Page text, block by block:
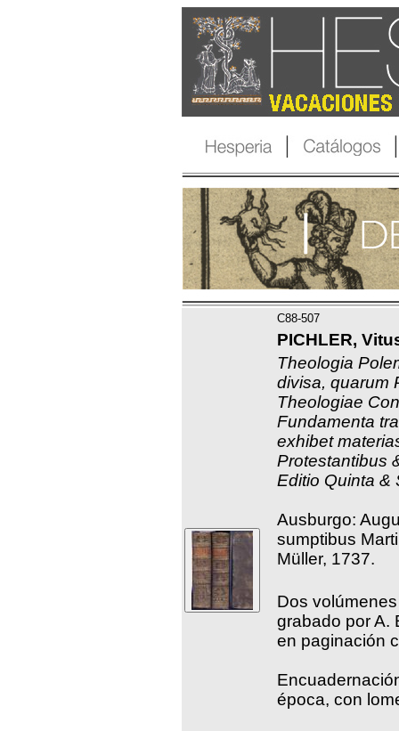
C88-507
PICHLER,
Theologia
divisa, quarum
Theologiae
Fundamenta
exhibet
Protestantibus
Editio Quinta &
Ausburgo:
sumptibus
Müller, 1737.
Dos
grabado por A.
en paginación
época, con